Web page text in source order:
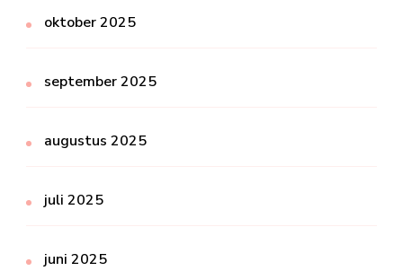
oktober 2025
september 2025
augustus 2025
juli 2025
juni 2025